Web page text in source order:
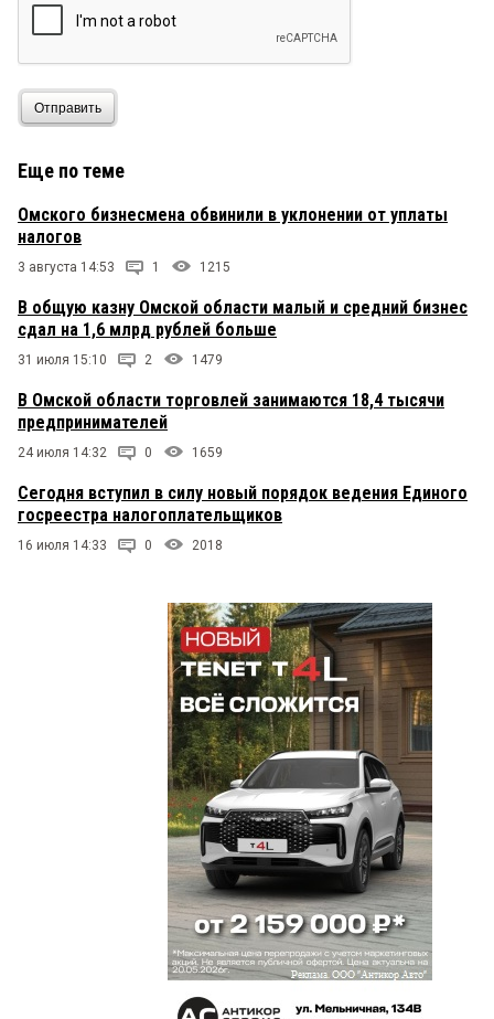
Отправить
Еще по теме
Омского бизнесмена обвинили в уклонении от уплаты
налогов
3 августа 14:53 1 1215
В общую казну Омской области малый и средний бизнес
сдал на 1,6 млрд рублей больше
31 июля 15:10 2 1479
В Омской области торговлей занимаются 18,4 тысячи
предпринимателей
24 июля 14:32 0 1659
Сегодня вступил в силу новый порядок ведения Единого
госреестра налогоплательщиков
16 июля 14:33 0 2018